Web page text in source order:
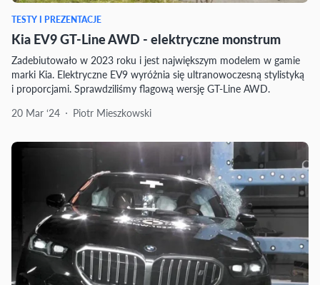
TESTY I PREZENTACJE
Kia EV9 GT-Line AWD - elektryczne monstrum
Zadebiutowało w 2023 roku i jest największym modelem w gamie
marki Kia. Elektryczne EV9 wyróżnia się ultranowoczesną stylistyką
i proporcjami. Sprawdziliśmy flagową wersję GT-Line AWD.
20 Mar ‘24
Piotr Mieszkowski